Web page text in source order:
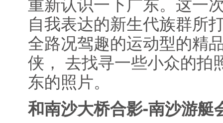
自我表达的新生代族群所
全路况驾趣的运动型的精
侠， 去找寻一些小众的拍
东的照片。
和南沙大桥合影-南沙游艇